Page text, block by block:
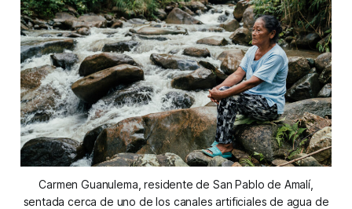
Carmen Guanulema, residente de San Pablo de Amalí,
sentada cerca de uno de los canales artificiales de agua de